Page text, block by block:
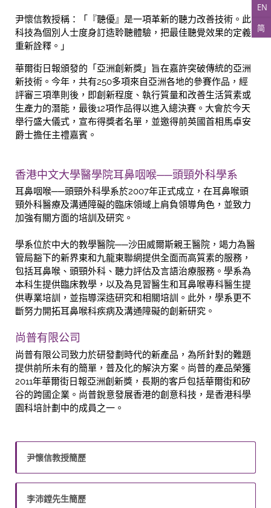
EN
简
尹懷信教授稱：「『聽優』是一項革新的聽力改善技術。此
科技為個別人士度身訂造聆聽體驗，把最佳聽覺效果的定義
重新詮釋。」
華爾街日報頒發的「亞洲創新獎」旨在嘉許突破傳統的亞洲
新技術。今年，共有250多項來自亞洲各地的參賽作品，經
評審三項準則後，即創新程度、執行質量和改善生活質素或
生產力的潛能，最後12項作品得以進入總決賽。大會於今天
舉行盛大儀式，宣布得獎者名單，並邀得前英國首相馬卓安
爵士擔任主禮嘉賓。
香港中文大學醫學院耳鼻咽喉──頭頸外科學系
耳鼻咽喉──頭頸外科學系於2007年正式成立，在耳鼻喉頭
頸外科醫療及溝通障礙的臨床領域上肩負領導角色，並致力
加強有關方面的培訓及研究。
學系位於中大的教學醫院──沙田威爾斯親王醫院，竭力為醫
管局豁下的新界東和九龍東聯網提供全面而高質素的服務，
包括耳鼻喉、頭頸外科、聽力評估及言語治療服務。學系為
本科生提供臨床教學，以及為見習醫生和耳鼻喉專科醫生提
供專業培訓，並指導深造研究和相關培訓。此外，學系更不
斷努力開拓耳鼻喉科疾病及溝通障礙的創新研究。
尚普有限公司
尚普有限公司致力於研發劃時代的新產品，為所針對的難題
提供前所未有的簡單，普及化的解決方案。尚普的產品榮獲
2011年華爾街日報亞洲創新獎，長期的客戶包括華爾街和矽
谷的跨國企業。尚普銳意發展香港的創意科技，是香港科學
園科培計劃中的成員之一。
尹懷信教授簡歷
李沛鏜先生簡歷